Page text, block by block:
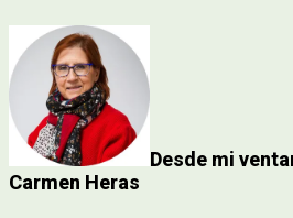
Desde mi
Carmen Heras